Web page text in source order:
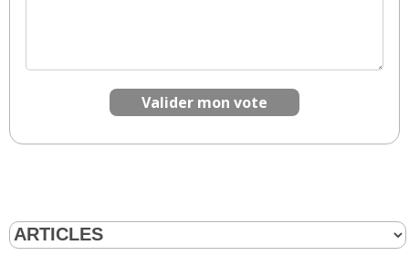
dans le second cas.
Ils peuvent donc inscrire et cadrer cela à leurs
leasing qu'ils proposent et ce en toute légalité,
la clause de "force majeure" suivant les cas.
Valider mon vote